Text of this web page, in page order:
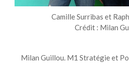
Camille Surribas et
Crédit : Milan
Milan Guillou. M1 Stratégie et